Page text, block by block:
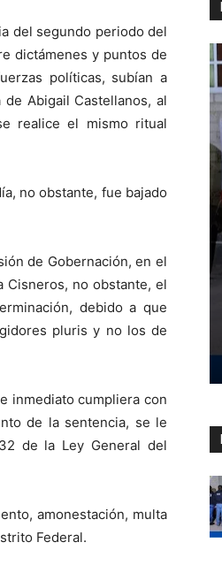
del segundo periodo del
dictámenes y puntos de
políticas, subían a
Abigail Castellanos, al
realice el mismo ritual
no obstante, fue bajado
de Gobernación, en el
Cisneros, no obstante, el
debido a que
pluris y no los de
inmediato cumpliera con
de la sentencia, se le
de la Ley General del
amonestación, multa
Federal.